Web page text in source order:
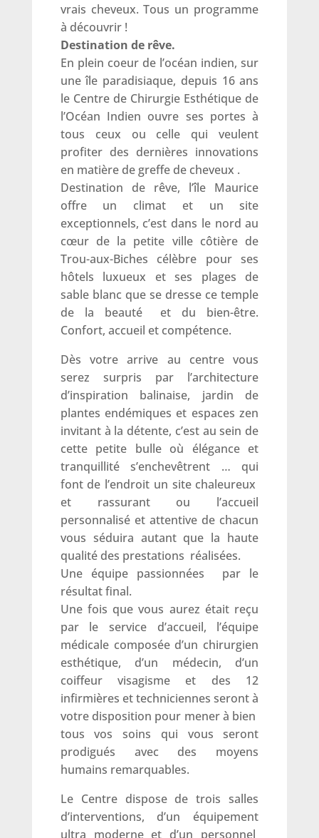
vrais cheveux. Tous un programme
à découvrir !
Destination de rêve.
En plein coeur de l’océan indien, sur
une île paradisiaque, depuis 16 ans
le Centre de Chirurgie Esthétique de
l’Océan Indien ouvre ses portes à
tous ceux ou celle qui veulent
profiter des dernières innovations
en matière de greffe de cheveux .
Destination de rêve, l’île Maurice
offre un climat et un site
exceptionnels, c’est dans le nord au
cœur de la petite ville côtière de
Trou-aux-Biches célèbre pour ses
hôtels luxueux et ses plages de
sable blanc que se dresse ce temple
de la beauté et du bien-être.
Confort, accueil et compétence.
Dès votre arrive au centre vous
serez surpris par l’architecture
d’inspiration balinaise, jardin de
plantes endémiques et espaces zen
invitant à la détente, c’est au sein de
cette petite bulle où élégance et
tranquillité s’enchevêtrent … qui
font de l’endroit un site chaleureux
et rassurant ou l’accueil
personnalisé et attentive de chacun
vous séduira autant que la haute
qualité des prestations réalisées.
Une équipe passionnées par le
résultat final.
Une fois que vous aurez était reçu
par le service d’accueil, l’équipe
médicale composée d’un chirurgien
esthétique, d’un médecin, d’un
coiffeur visagisme et des 12
infirmières et techniciennes seront à
votre disposition pour mener à bien
tous vos soins qui vous seront
prodigués avec des moyens
humains remarquables.
Le Centre dispose de trois salles
d’interventions, d’un équipement
ultra moderne et d’un personnel